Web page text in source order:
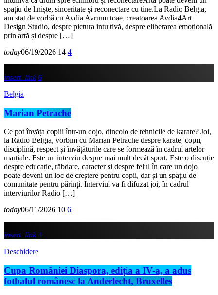
spațiu de liniște, sinceritate și reconectare cu tine.La Radio Belgia,
am stat de vorbă cu Avdia Avrumutoae, creatoarea Avdia4Art
Design Studio, despre pictura intuitivă, despre eliberarea emoțională
prin artă și despre […]
today06/19/2026 14 4
insert_link 6
Belgia
Marian Petrache
Ce pot învăța copiii într-un dojo, dincolo de tehnicile de karate? Joi,
la Radio Belgia, vorbim cu Marian Petrache despre karate, copii,
disciplină, respect și învățăturile care se formează în cadrul artelor
marțiale. Este un interviu despre mai mult decât sport. Este o discuție
despre educație, răbdare, caracter și despre felul în care un dojo
poate deveni un loc de creștere pentru copii, dar și un spațiu de
comunitate pentru părinți. Interviul va fi difuzat joi, în cadrul
interviurilor Radio […]
today06/11/2026 10 6
insert_link 4
Deschidere
Cupa României Diaspora, ediția a IV-a, a adus
fotbalul românesc la Anderlecht, Bruxelles